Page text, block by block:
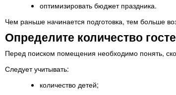
оптимизировать бюджет праздника.
Чем раньше начинается подготовка, тем больше
Определите количество
Перед поиском помещения необходимо понять,
Следует учитывать:
количество детей;